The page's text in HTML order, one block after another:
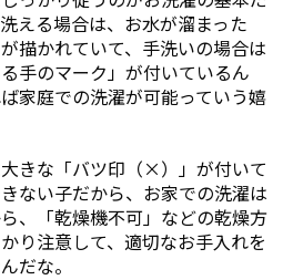
える場合は、お水が溜まった
描かれていて、手洗いの場合は
手のマーク」が付いているん
家庭での洗濯が可能っていう嬉
きな「バツ印（×）」が付いて
ない子だから、お家での洗濯は
、「乾燥機不可」などの乾燥方
り注意して、適切なお手入れを
だな。